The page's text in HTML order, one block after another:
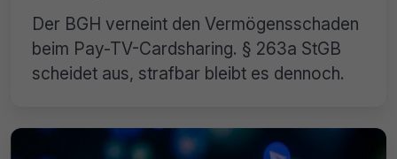
Der BGH verneint den Vermögensschaden
beim Pay-TV-Cardsharing. § 263a StGB
scheidet aus, strafbar bleibt es dennoch.